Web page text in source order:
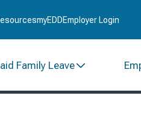
to
myEDDEmployer Login
Family Leave